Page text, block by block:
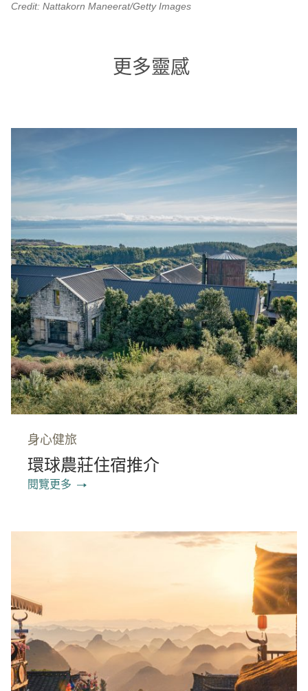
Credit: Nattakorn Maneerat/Getty Images
更多靈感
身心健旅
環球農莊住宿推介
閱覽更多